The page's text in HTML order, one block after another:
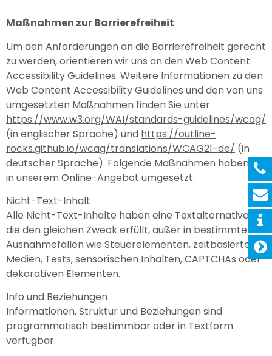
Maßnahmen zur Barrierefreiheit
Um den Anforderungen an die Barrierefreiheit gerecht
zu werden, orientieren wir uns an den Web Content
Accessibility Guidelines. Weitere Informationen zu den
Web Content Accessibility Guidelines und den von uns
umgesetzten Maßnahmen finden Sie unter
https://www.w3.org/WAI/standards-guidelines/wcag/
(in englischer Sprache) und https://outline-
rocks.github.io/wcag/translations/WCAG21-de/ (in
deutscher Sprache). Folgende Maßnahmen haben wir
in unserem Online-Angebot umgesetzt:
Nicht-Text-Inhalt
Alle Nicht-Text-Inhalte haben eine Textalternative,
die den gleichen Zweck erfüllt, außer in bestimmten
Ausnahmefällen wie Steuerelementen, zeitbasierten
Medien, Tests, sensorischen Inhalten, CAPTCHAs oder
dekorativen Elementen.
Info und Beziehungen
Informationen, Struktur und Beziehungen sind
programmatisch bestimmbar oder in Textform
verfügbar.